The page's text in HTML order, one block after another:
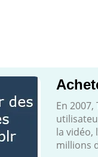
En
la vidéo,
millions